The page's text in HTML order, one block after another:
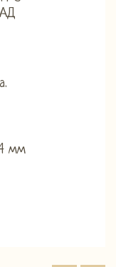
мм